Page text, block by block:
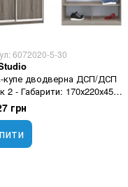
6072020-5-30
дводверна ДСП/ДСП
2 - Габарити: 170х220х45
грн